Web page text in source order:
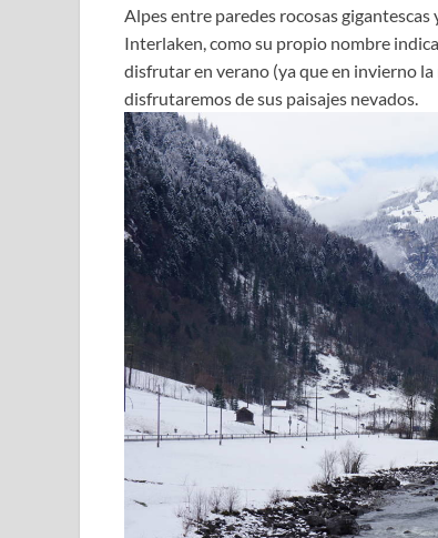
Alpes entre paredes rocosas
Interlaken, como su propio nombre
disfrutar en verano (ya que en invierno
disfrutaremos de sus paisajes nevados.